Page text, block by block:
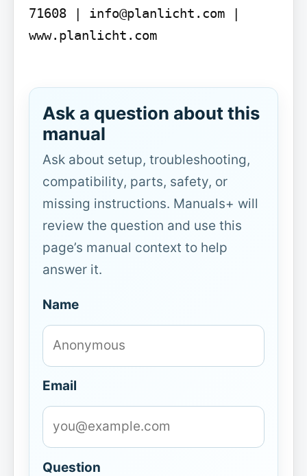
71608 | info@planlicht.com |
www.planlicht.com
Ask a question about this
manual
Ask about setup, troubleshooting,
compatibility, parts, safety, or
missing instructions. Manuals+ will
review the question and use this
page’s manual context to help
answer it.
Name
Email
Question